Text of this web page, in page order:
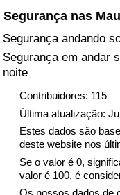
Segurança nas
Segurança andando
Segurança em andar
noite
Contribuidores: 115
Última atualização:
Estes dados são
deste website nos
Se o valor é 0,
valor é 100, é
Os nossos dados de
Indicador de
Indicador de